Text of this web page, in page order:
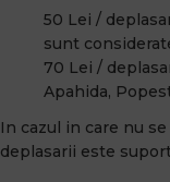
50 Lei /
sunt
70 Lei /
Apahida,
In cazul in care nu
deplasarii este